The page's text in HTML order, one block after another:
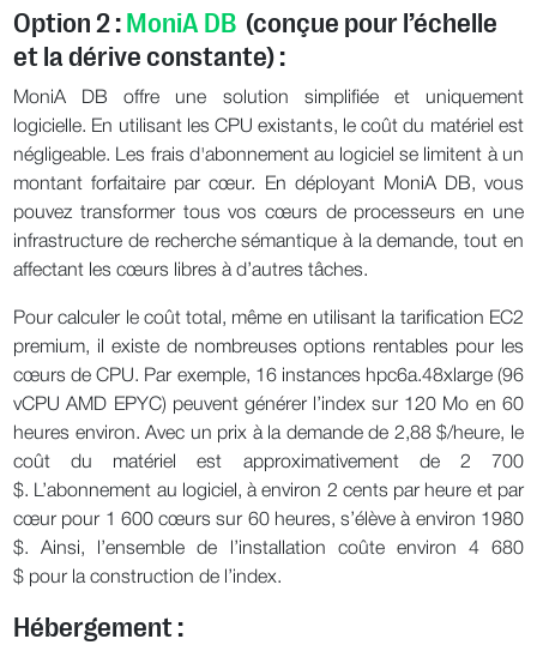
Option 2 :MoniA DB (conçue pour l’échelle
et la dérive constante) :
MoniA DB offre une solution simplifiée et uniquement
logicielle. En utilisant les CPU existants, le coût du matériel est
négligeable. Les frais d'abonnement au logiciel se limitent à un
montant forfaitaire par cœur. En déployant MoniA DB, vous
pouvez transformer tous vos cœurs de processeurs en une
infrastructure de recherche sémantique à la demande, tout en
affectant les cœurs libres à d’autres tâches.
Pour calculer le coût total, même en utilisant la tarification EC2
premium, il existe de nombreuses options rentables pour les
cœurs de CPU. Par exemple, 16 instances hpc6a.48xlarge (96
vCPU AMD EPYC) peuvent générer l’index sur 120 Mo en 60
heures environ. Avec un prix à la demande de 2,88 $/heure, le
coût du matériel est approximativement de 2 700
$. L’abonnement au logiciel, à environ 2 cents par heure et par
cœur pour 1 600 cœurs sur 60 heures, s’élève à environ 1980
$. Ainsi, l’ensemble de l’installation coûte environ 4 680
$ pour la construction de l’index.
Hébergement :